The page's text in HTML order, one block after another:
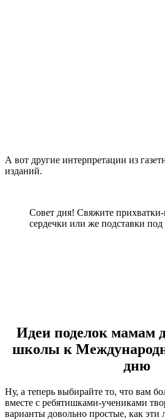
А вот другие интерпретации из
изданий.
Совет дня! Свяжите прихватки-
сердечки или же подставки под
Идеи поделок мамам
школы к
дню
Ну, а теперь выбирайте то, что вам
вместе с ребятишками-учениками
варианты довольно простые, как эти